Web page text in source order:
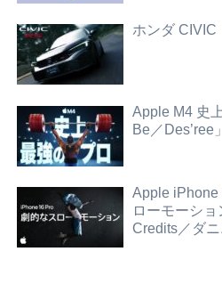
ホンダ CIVIC
Apple M4 史
Be／Des’ree」
Apple iPhone
ローモーシ
Credits／ダニ